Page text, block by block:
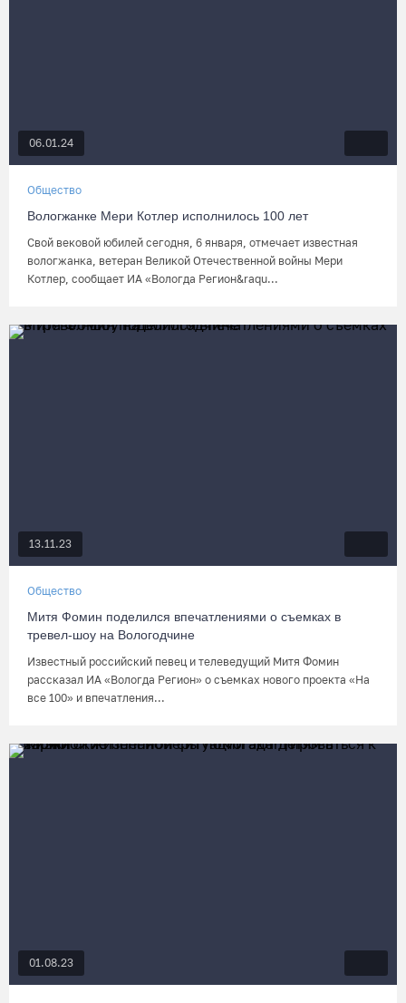
06.01.24
Общество
Вологжанке Мери Котлер исполнилось 100 лет
Свой вековой юбилей сегодня, 6 января, отмечает известная
вологжанка, ветеран Великой Отечественной войны Мери
Котлер, сообщает ИА «Вологда Регион&raqu...
13.11.23
Общество
Митя Фомин поделился впечатлениями о съемках в
тревел-шоу на Вологодчине
Известный российский певец и телеведущий Митя Фомин
рассказал ИА «Вологда Регион» о съемках нового проекта «На
все 100» и впечатления...
01.08.23